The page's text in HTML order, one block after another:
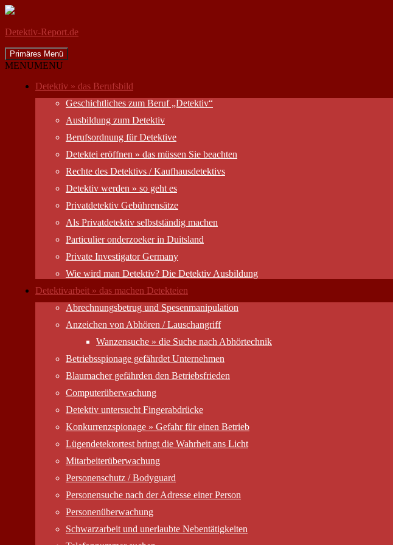
Detektiv-Report.de
Suchen
Primäres Menü
Inhalt
MENUMENU
Detektiv » das Berufsbild
Geschichtliches zum Beruf „Detektiv“
Ausbildung zum Detektiv
Berufsordnung für Detektive
Detektei eröffnen » das müssen Sie beachten
Rechte des Detektivs / Kaufhausdetektivs
Detektiv werden » so geht es
Privatdetektiv Gebührensätze
Als Privatdetektiv selbstständig machen
Particulier onderzoeker in Duitsland
Private Investigator Germany
Wie wird man Detektiv? Die Detektiv Ausbildung
Detektivarbeit » das machen Detekteien
Abrechnungsbetrug und Spesenmanipulation
Anzeichen von Abhören / Lauschangriff
Wanzensuche » die Suche nach Abhörtechnik
Betriebsspionage gefährdet Unternehmen
Blaumacher gefährden den Betriebsfrieden
Computer­überwachung
Detektiv untersucht Fingerabdrücke
Konkurrenzspionage » Gefahr für einen Betrieb
Lügendetektortest bringt die Wahrheit ans Licht
Mitarbeiter­überwachung
Personenschutz / Bodyguard
Personensuche nach der Adresse einer Person
Personen­überwachung
Schwarzarbeit und unerlaubte Nebentätigkeiten